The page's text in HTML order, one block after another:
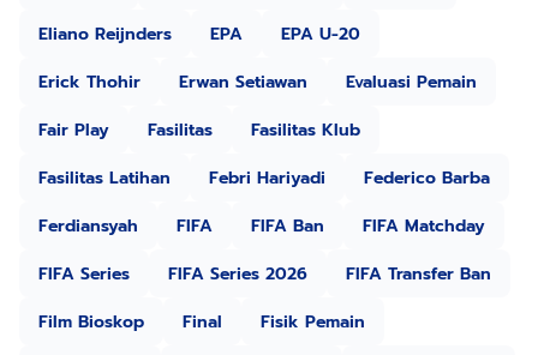
Eliano Reijnders
EPA
EPA U-20
Erick Thohir
Erwan Setiawan
Evaluasi Pemain
Fair Play
Fasilitas
Fasilitas Klub
Fasilitas Latihan
Febri Hariyadi
Federico Barba
Ferdiansyah
FIFA FIFA Ban
FIFA Matchday
FIFA Series
FIFA Series 2026
FIFA Transfer Ban
Film Bioskop
Final
Fisik Pemain